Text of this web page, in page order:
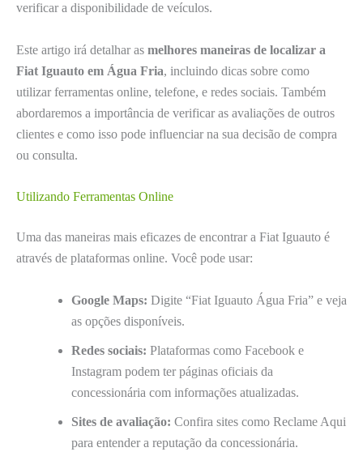
verificar a disponibilidade de veículos.
Este artigo irá detalhar as melhores maneiras de localizar a
Fiat Iguauto em Água Fria, incluindo dicas sobre como
utilizar ferramentas online, telefone, e redes sociais. Também
abordaremos a importância de verificar as avaliações de outros
clientes e como isso pode influenciar na sua decisão de compra
ou consulta.
Utilizando Ferramentas Online
Uma das maneiras mais eficazes de encontrar a Fiat Iguauto é
através de plataformas online. Você pode usar:
Google Maps: Digite “Fiat Iguauto Água Fria” e veja
as opções disponíveis.
Redes sociais: Plataformas como Facebook e
Instagram podem ter páginas oficiais da
concessionária com informações atualizadas.
Sites de avaliação: Confira sites como Reclame Aqui
para entender a reputação da concessionária.